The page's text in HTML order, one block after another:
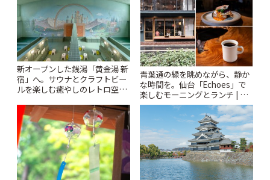
新オープンした銭湯「黄金湯 新
宿」へ。サウナとクラフトビー
ルを楽しむ癒やしのレトロ空間
青葉通の緑を眺めながら、静か
な時間を。仙台「Echoes」で
楽しむモーニングとランチ | こ
とりっぷ